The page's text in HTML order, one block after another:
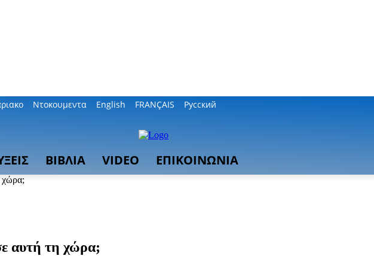
Ντοκουμεντα English FRANÇAIS Русский
ΒΙΒΛΙΑ VIDEO ΕΠΙΚΟΙΝΩΝΙΑ
χώρα;
αυτή τη χώρα;